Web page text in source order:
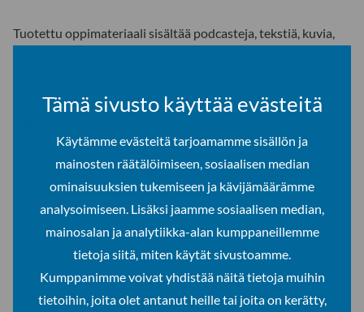
Tämä sivusto käyttää evästeitä
Käytämme evästeitä tarjoamamme sisällön ja
mainosten räätälöimiseen, sosiaalisen median
ominaisuuksien tukemiseen ja kävijämäärämme
analysoimiseen. Lisäksi jaamme sosiaalisen median,
mainosalan ja analytiikka-alan kumppaneillemme
tietoja siitä, miten käytät sivustoamme.
Kumppanimme voivat yhdistää näitä tietoja muihin
tietoihin, joita olet antanut heille tai joita on kerätty,
Tuotettu oppimateriaali sisältää podcasteja, tekstiä, kuvia,
Materiaalien kautta lukiolaiset pääsevät kurkistamaan myös
opintomahdollisuuksiin.
Rovaniemen lukioiden LaTu-hankkeen rahoittajina toimivat
Opetushallitus sekä Rovaniemen kaupunki.
Materiaalit löydät kokonaisuudessaan osoitteesta
www.lukiomateriaali.fi
.
Lisätietoja: